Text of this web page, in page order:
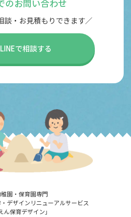
のお問い合わせ
談・お見積もりできます／
LINEで相談する
園・保育園専門
デザインリニューアルサービス
ん保育デザイン」